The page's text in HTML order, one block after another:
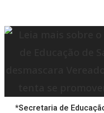
*Secretaria de